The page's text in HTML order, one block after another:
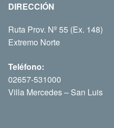
DIRECCIÓN
Ruta Prov. Nº 55 (Ex. 148)
Extremo Norte
Teléfono:
02657-531000
Villa Mercedes – San Luis